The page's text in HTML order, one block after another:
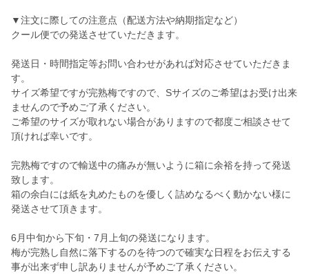
▼注文に際しての注意点（配送方法や納期指定など）
クール便での発送させていただきます。
発送日・時間指定等お問い合わせがあれば対応させていただきま
す。
サイズ希望ですが完熟梅ですので、Sサイズのご希望はお受け出来
ませんので予めご了承ください。
ご希望のサイズが取れない場合がありますので都度ご相談させて
頂ければ幸いです。
完熟梅ですので輸送中の痛みが無いように箱に余裕を持って発送
致します。
箱の余白には紙を丸めたものを優しく詰めなるべく動かない様に
発送させて頂きます。
6月中旬から下旬・7月上旬の発送になります。
梅が完熟し自然に落下するのを待つので確実な日程をお伝えする
事が出来ず申し訳ありませんが予めご了承ください。